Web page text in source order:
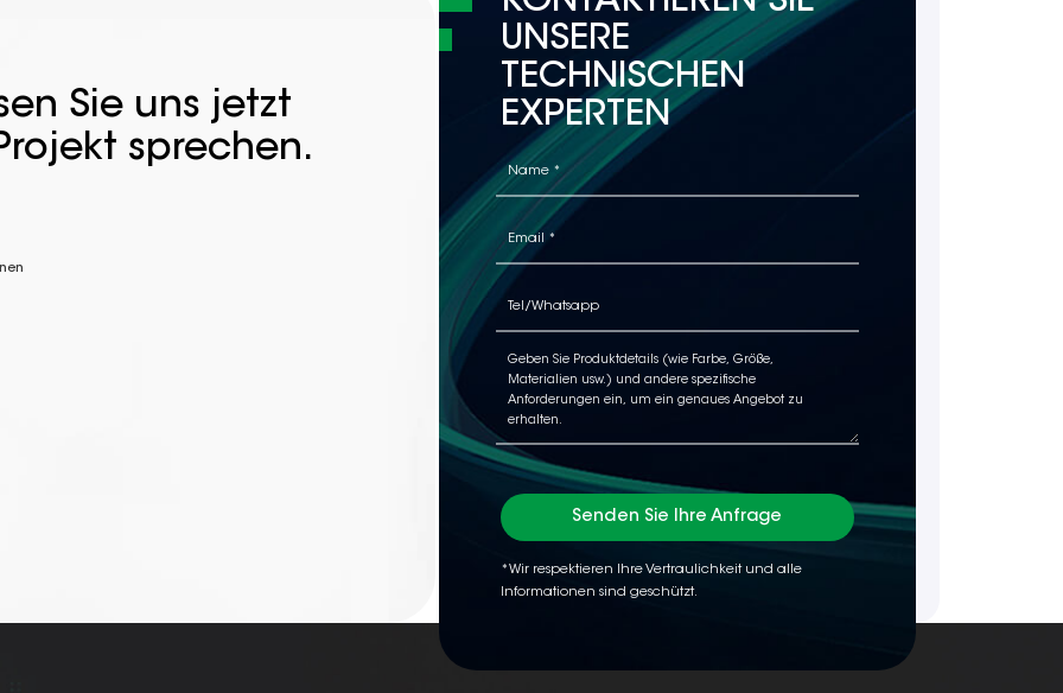
Sie uns jetzt
sprechen.
UNSERE
TECHNISCHEN
EXPERTEN
Senden Sie Ihre Anfrage
*Wir respektieren Ihre Vertraulichkeit und alle
Informationen sind geschützt.